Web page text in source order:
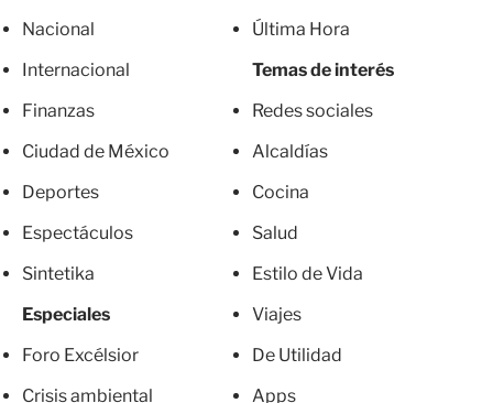
Nacional
Internacional
Finanzas
Ciudad de México
Deportes
Espectáculos
Sintetika
Especiales
Foro Excélsior
Crisis ambiental
Última Hora
Temas de interés
Redes sociales
Alcaldías
Cocina
Salud
Estilo de Vida
Viajes
De Utilidad
Apps